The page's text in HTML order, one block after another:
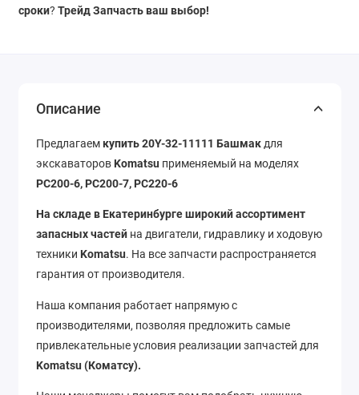
сроки? Трейд Запчасть ваш выбор!
Описание
Предлагаем купить 20Y-32-11111 Башмак для
экскаваторов Komatsu применяемый на моделях
PC200-6, PC200-7, PC220-6
На складе в Екатеринбурге широкий ассортимент
запасных частей на двигатели, гидравлику и ходовую
техники Komatsu. На все запчасти распространяется
гарантия от производителя.
Наша компания работает напрямую с
производителями, позволяя предложить самые
привлекательные условия реализации запчастей для
Komatsu (Коматсу).